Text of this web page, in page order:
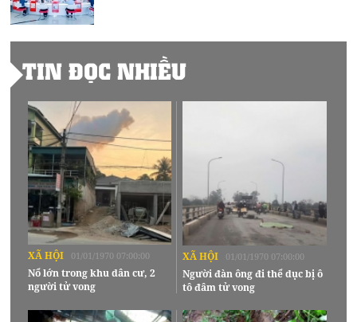
TIN ĐỌC NHIỀU
XÃ HỘI 01/01/1970 07:00:00
Nổ lớn trong khu dân cư, 2
người tử vong
XÃ HỘI 01/01/1970 07:00:00
Người đàn ông đi thể dục bị ô
tô đâm tử vong